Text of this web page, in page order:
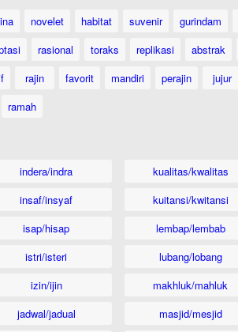
novelet habitat suvenir gurindam
rasional toraks replikasi abstrak
rajin favorit mandiri perajin jujur
ramah
indera/indra
insaf/insyaf
isap/hisap
istri/isteri
izin/ijin
jadwal/jadual
kualitas/kwalitas
kuitansi/kwitansi
lembap/lembab
lubang/lobang
makhluk/mahluk
masjid/mesjid